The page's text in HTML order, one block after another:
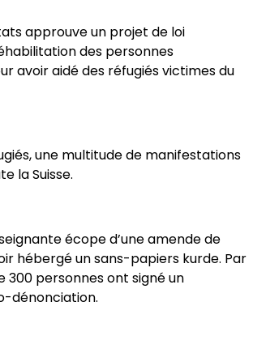
approuve un projet de loi
des personnes
avoir aidé des réfugiés victimes du
une multitude de manifestations
la Suisse.
écope d’une amende de
hébergé un sans-papiers kurde. Par
300 personnes ont signé un
dénonciation.